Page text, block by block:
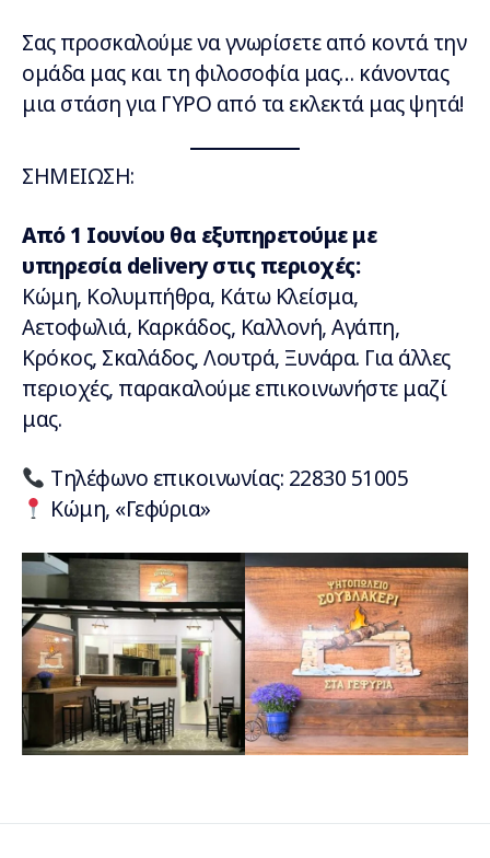
Σας προσκαλούμε να γνωρίσετε από κοντά την
ομάδα μας και τη φιλοσοφία μας… κάνοντας
μια στάση για ΓΥΡΟ από τα εκλεκτά μας ψητά!
ΣΗΜΕΙΩΣΗ:
Από 1 Ιουνίου θα εξυπηρετούμε με
υπηρεσία delivery στις περιοχές:
Κώμη, Κολυμπήθρα, Κάτω Κλείσμα,
Αετοφωλιά, Καρκάδος, Καλλονή, Αγάπη,
Κρόκος, Σκαλάδος, Λουτρά, Ξυνάρα. Για άλλες
περιοχές, παρακαλούμε επικοινωνήστε μαζί
μας.
Τηλέφωνο επικοινωνίας: 22830 51005
Κώμη, «Γεφύρια»